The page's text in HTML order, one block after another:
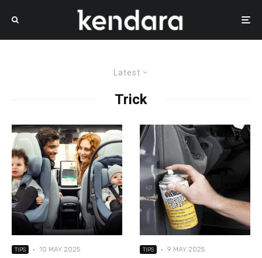
Latest
Trick
TIPS · 10 MAY 2025 TIPS · 9 MAY 2025